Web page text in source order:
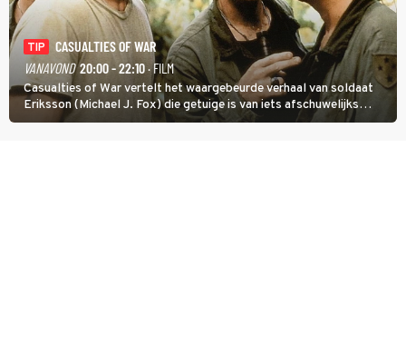
TIP
CASUALTIES OF WAR
VANAVOND 20:00 - 22:10· FILM
Casualties of War vertelt het waargebeurde verhaal van soldaat
Eriksson (Michael J. Fox) die getuige is van iets afschuwelijks
tijdens de Vietnamoorlog. Hij besluit uit de school te klappen.